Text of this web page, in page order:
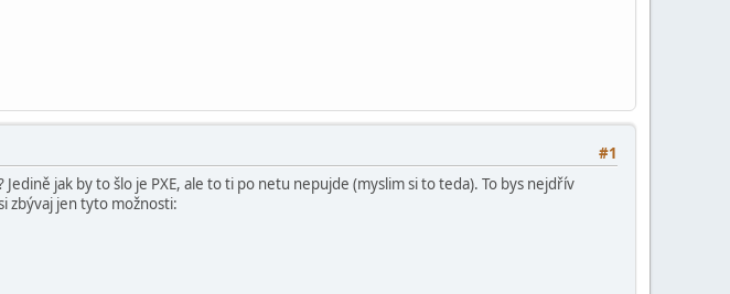
#1
jak by to šlo je PXE, ale to ti po netu nepujde (myslim si to teda). To bys nejdřív
zbývaj jen tyto možnosti: